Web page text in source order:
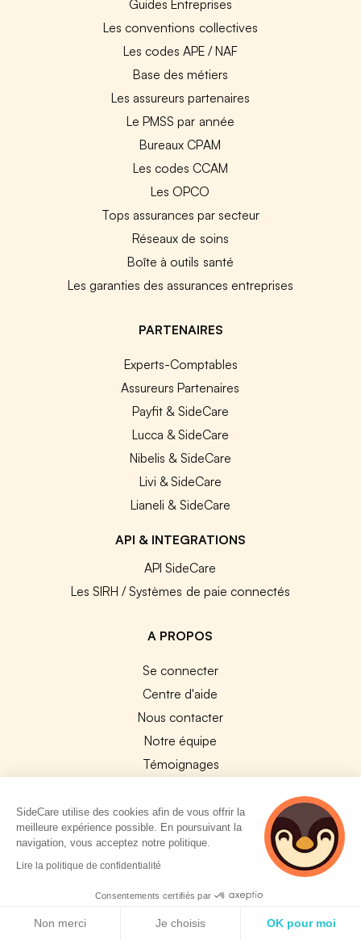
Guides Entreprises
Les conventions collectives
Les codes APE / NAF
Base des métiers
Les assureurs partenaires
Le PMSS par année
Bureaux CPAM
Les codes CCAM
Les OPCO
Tops assurances par secteur
Réseaux de soins
Boîte à outils santé
Les garanties des assurances entreprises
PARTENAIRES
Experts-Comptables
Assureurs Partenaires
Payfit & SideCare
Lucca & SideCare
Nibelis & SideCare
Livi & SideCare
Lianeli & SideCare
API & INTEGRATIONS
API SideCare
Les SIRH / Systèmes de paie connectés
A PROPOS
Se connecter
Centre d'aide
Nous contacter
Notre équipe
Témoignages
Mentions légales
CGU & RGPD
Cookies
NOS APPS
App Store
SideCare utilise des cookies afin de vous offrir la
meilleure expérience possible. En poursuivant la
navigation, vous acceptez notre politique.
Lire la politique de confidentialité
Consentements certifiés par
Non merci Je choisis OK pour moi